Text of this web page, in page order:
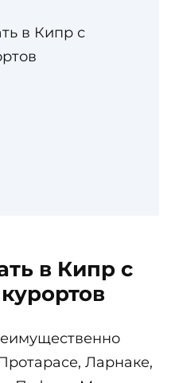
в Кипр с
в Кипр с
Ларнаке,